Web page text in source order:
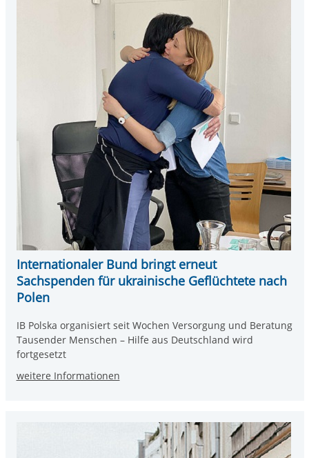
Internationaler Bund bringt erneut
Sachspenden für ukrainische Geflüchtete nach
Polen
IB Polska organisiert seit Wochen Versorgung und Beratung
Tausender Menschen – Hilfe aus Deutschland wird
fortgesetzt
weitere Informationen